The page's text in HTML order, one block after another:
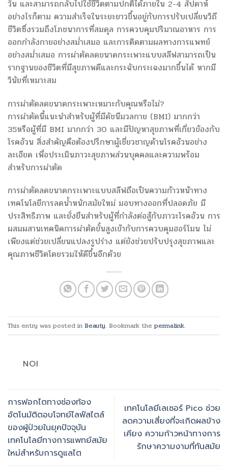
วัน และสามารถกลับไปใช้ชีวิตตามปกติได้ภายใน 2-4 สัปดาห์
อย่างไรก็ตาม ความสำเร็จในระยะยาวขึ้นอยู่กับการปรับเปลี่ยนวิถี
ชีวิตซึ่งรวมถึงโภชนาการที่สมดุล การควบคุมปริมาณอาหาร การ
ออกกำลังกายอย่างสม่ำเสมอ และการติดตามผลทางการแพทย์
อย่างสม่ำเสมอ การผ่าตัดลดขนาดกระเพาะแบบสลีฟสามารถเป็น
รากฐานของชีวิตที่มีสุขภาพดีและกระฉับกระเฉงมากขึ้นได้ หากมี
วินัยที่เหมาะสม
การผ่าตัดลดขนาดกระเพาะเหมาะกับคุณหรือไม่?
การผ่าตัดนี้แนะนำสำหรับผู้ที่มีดัชนีมวลกาย (BMI) มากกว่า
35หรือผู้ที่มี BMI มากกว่า 30 และมีปัญหาสุขภาพที่เกี่ยวข้องกับ
โรคอ้วน สิ่งสำคัญคือต้องปรึกษาผู้เชี่ยวชาญด้านโรคอ้วนอย่าง
ละเอียด เพื่อประเมินภาวะสุขภาพส่วนบุคคลและความพร้อม
สำหรับการผ่าตัด
การผ่าตัดลดขนาดกระเพาะแบบสลีฟถือเป็นความก้าวหน้าทาง
เทคโนโลยีการลดน้ำหนักสมัยใหม่ มอบทางออกที่ปลอดภัย มี
ประสิทธิภาพ และยั่งยืนสำหรับผู้ที่กำลังต่อสู้กับภาวะโรคอ้วน การ
ผสมผสานเทคนิคการผ่าตัดขั้นสูงเข้ากับการควบคุมฮอร์โมน ไม่
เพียงแต่ช่วยเปลี่ยนแปลงรูปร่าง แต่ยังช่วยปรับปรุงสุขภาพและ
คุณภาพชีวิตโดยรวมให้ดีขึ้นอีกด้วย
This entry was posted in Beauty. Bookmark the permalink.
NOI
การฟอกไตทางช่องท้อง
อัตโนมัติตอบโจทย์ไลฟ์สไตล์
ของผู้ป่วยในยุคปัจจุบัน
เทคโนโลยีทางการแพทย์สมัย
ใหม่สำหรับการดูแลไต
เทคโนโลยีเลเซอร์ Pico ช่วย
ลดความเสี่ยงที่จะเกิดผลข้าง
เคียง ความก้าวหน้าทางการ
รักษาความงามที่ทันสมัย